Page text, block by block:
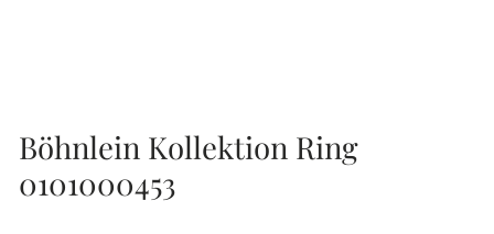
Böhnlein Kollektion Ring
0101000453